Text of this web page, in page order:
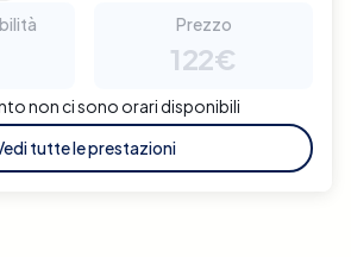
Prezzo
122€
non ci sono orari disponibili
tutte le prestazioni